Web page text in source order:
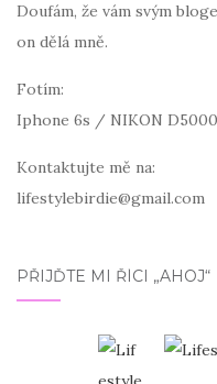
Doufám, že vám svým
on dělá mně.
Fotím:
Iphone 6s / NIKON D5000
Kontaktujte mě na:
lifestylebirdie@gmail.com
PŘIJĎTE MI ŘÍCI „AHOJ“